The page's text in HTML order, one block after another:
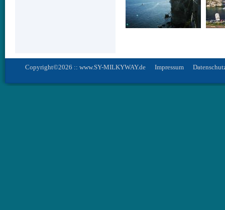
Copyright©2026 :: www.SY-MILKYWAY.de Impressum